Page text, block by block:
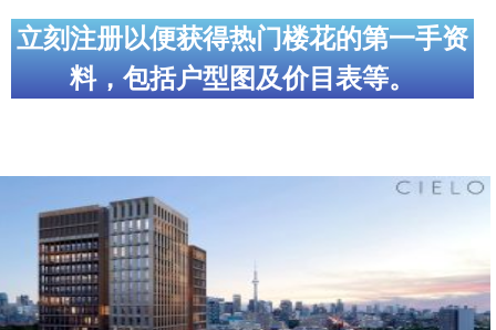
北约克楼花项目
世嘉堡楼花项目
密西沙加楼花项目
奥克维尔社区介绍
奥克维尔楼花项目
列治文山楼花项目
立刻注册以便获得热门楼花的第一手资
料，包括户型图及价目表等。